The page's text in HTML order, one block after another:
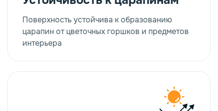
Поверхность устойчива к образованию
царапин от цветочных горшков и предметов
интерьера